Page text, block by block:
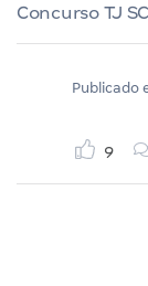
Concurso TJ
Publicado
9